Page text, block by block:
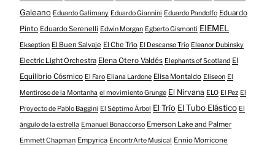
Galeano Eduardo Galimany Eduardo Giannini Eduardo Pandolfo Eduardo
Pinto Eduardo Serenelli Edwin Morgan Egberto Gismonti EIEMEL
Ekseption El Buen Salvaje El Che Trío El Descanso Trío Eleanor Dubinsky
Electric Light Orchestra Elena Otero Valdés Elephants of Scotland El
Equilibrio Cósmico El Faro Eliana Lardone Elisa Montaldo Eliseon El
Mentiroso de la Montanha el movimiento Grunge El Nirvana ELO El Pez El
Proyecto de Pablo Baggini El Séptimo Árbol El Trío El Tubo Elástico El
ángulo de la estrella Emanuel Bonaccorso Emerson Lake and Palmer
Emmett Chapman Empyrica EncontrArte Musical Ennio Morricone